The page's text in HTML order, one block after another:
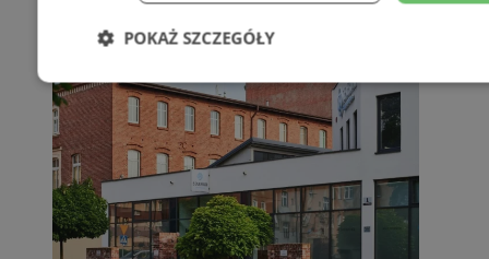
POKAŻ SZCZEGÓŁY
Niezbędne Wydajność
Niesklasyfikowane